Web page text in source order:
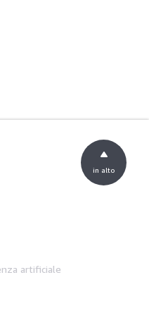
artificiale
in alto